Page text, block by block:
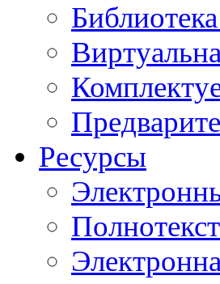
Ресурсы